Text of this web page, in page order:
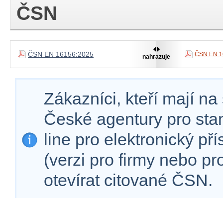
ČSN
ČSN EN 16156:2025 nahrazuje ČSN EN
Zákazníci, kteří mají
České agentury pro
line pro elektronický
(verzi pro firmy nebo
otevírat citované ČSN.